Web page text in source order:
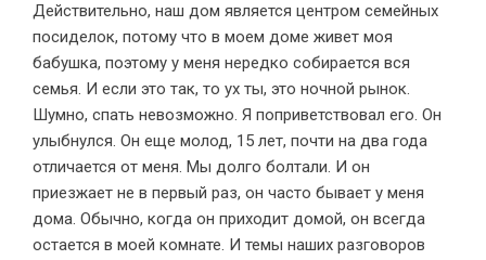
Действительно, наш дом является центром семейных
посиделок, потому что в моем доме живет моя
бабушка, поэтому у меня нередко собирается вся
семья. И если это так, то ух ты, это ночной рынок.
Шумно, спать невозможно. Я поприветствовал его. Он
улыбнулся. Он еще молод, 15 лет, почти на два года
отличается от меня. Мы долго болтали. И он
приезжает не в первый раз, он часто бывает у меня
дома. Обычно, когда он приходит домой, он всегда
остается в моей комнате. И темы наших разговоров